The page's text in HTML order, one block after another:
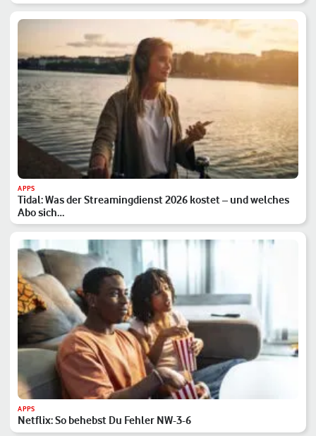
APPS
Tidal: Was der Streamingdienst 2026 kostet – und welches
Abo sich…
APPS
Netflix: So behebst Du Fehler NW-3-6